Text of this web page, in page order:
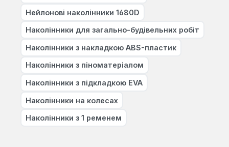
Нейлонові наколінники 1680D
Наколінники для загально-будівельних робіт
Наколінники з накладкою ABS-пластик
Наколінники з піноматеріалом
Наколінники з підкладкою EVA
Наколінники на колесах
Наколінники з 1 ременем